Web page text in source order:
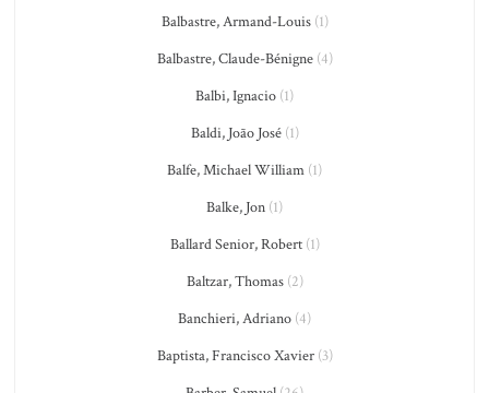
Balbastre, Armand-Louis(1)
Balbastre, Claude-Bénigne(4)
Balbi, Ignacio (1)
Baldi, João José(1)
Balfe, Michael William (1)
Balke, Jon (1)
Ballard Senior, Robert(1)
Baltzar, Thomas(2)
Banchieri, Adriano (4)
Baptista, Francisco Xavier(3)